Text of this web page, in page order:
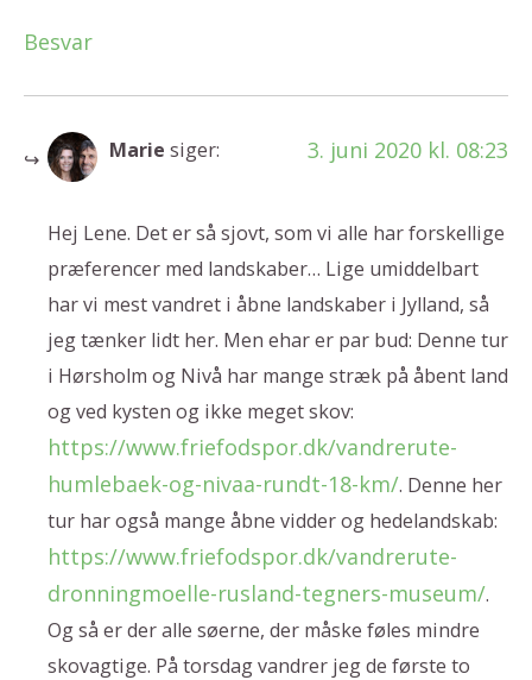
Besvar
Marie siger: 3. juni 2020 kl. 08:23
Hej Lene. Det er så sjovt, som vi alle har forskellige
præferencer med landskaber… Lige umiddelbart
har vi mest vandret i åbne landskaber i Jylland, så
jeg tænker lidt her. Men ehar er par bud: Denne tur
i Hørsholm og Nivå har mange stræk på åbent land
og ved kysten og ikke meget skov:
https://www.friefodspor.dk/vandrerute-
humlebaek-og-nivaa-rundt-18-km/. Denne her
tur har også mange åbne vidder og hedelandskab:
https://www.friefodspor.dk/vandrerute-
dronningmoelle-rusland-tegners-museum/.
Og så er der alle søerne, der måske føles mindre
skovagtige. På torsdag vandrer jeg de første to